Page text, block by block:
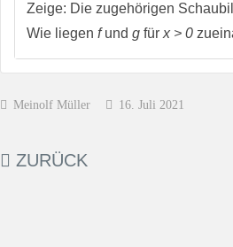
Zeige: Die zugehörigen
Wie liegen fund g für x > 0
Meinolf Müller 16. Juli 2021
ZURÜCK